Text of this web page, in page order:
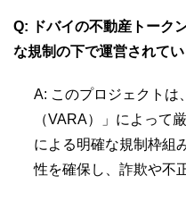
Q: ドバイの不動産トーク
な規制の下で運営されてい
A: このプロジェクトは
（VARA）」によって
による明確な規制枠組
性を確保し、詐欺や不